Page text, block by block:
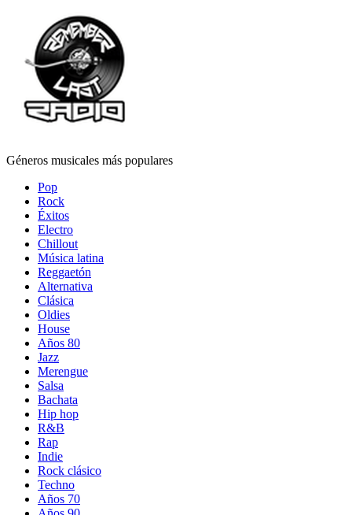
Géneros musicales más populares
Pop
Rock
Éxitos
Electro
Chillout
Música latina
Reggaetón
Alternativa
Clásica
Oldies
House
Años 80
Jazz
Merengue
Salsa
Bachata
Hip hop
R&B
Rap
Indie
Rock clásico
Techno
Años 70